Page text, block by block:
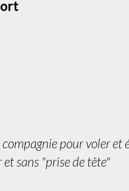
pour voler et
sans "prise de tête"